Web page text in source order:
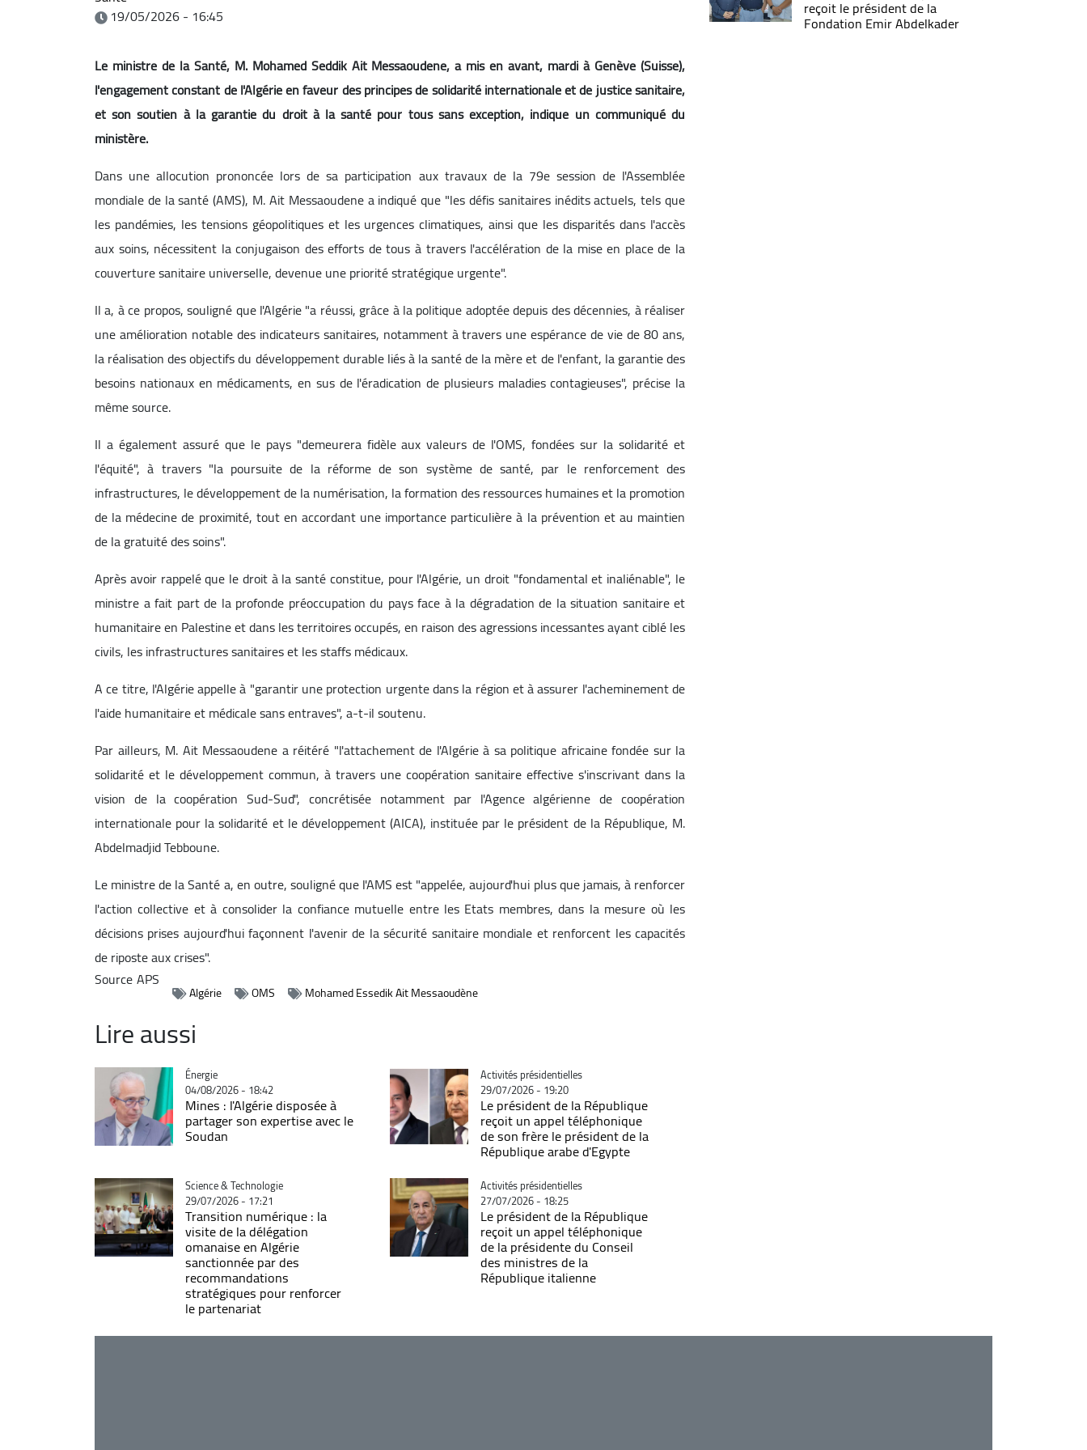
19/05/2026 - 16:45
Le ministre de la Santé, M. Mohamed Seddik Ait Messaoudene, a mis en avant, mardi à Genève (Suisse),
l'engagement constant de l'Algérie en faveur des principes de solidarité internationale et de justice sanitaire,
et son soutien à la garantie du droit à la santé pour tous sans exception, indique un communiqué du
ministère.
Dans une allocution prononcée lors de sa participation aux travaux de la 79e session de l'Assemblée
mondiale de la santé (AMS), M. Ait Messaoudene a indiqué que "les défis sanitaires inédits actuels, tels que
les pandémies, les tensions géopolitiques et les urgences climatiques, ainsi que les disparités dans l'accès
aux soins, nécessitent la conjugaison des efforts de tous à travers l'accélération de la mise en place de la
couverture sanitaire universelle, devenue une priorité stratégique urgente".
Il a, à ce propos, souligné que l'Algérie "a réussi, grâce à la politique adoptée depuis des décennies, à réaliser
une amélioration notable des indicateurs sanitaires, notamment à travers une espérance de vie de 80 ans,
la réalisation des objectifs du développement durable liés à la santé de la mère et de l'enfant, la garantie des
besoins nationaux en médicaments, en sus de l'éradication de plusieurs maladies contagieuses", précise la
même source.
Il a également assuré que le pays "demeurera fidèle aux valeurs de l'OMS, fondées sur la solidarité et
l'équité", à travers "la poursuite de la réforme de son système de santé, par le renforcement des
infrastructures, le développement de la numérisation, la formation des ressources humaines et la promotion
de la médecine de proximité, tout en accordant une importance particulière à la prévention et au maintien
de la gratuité des soins".
Après avoir rappelé que le droit à la santé constitue, pour l'Algérie, un droit "fondamental et inaliénable", le
ministre a fait part de la profonde préoccupation du pays face à la dégradation de la situation sanitaire et
humanitaire en Palestine et dans les territoires occupés, en raison des agressions incessantes ayant ciblé les
civils, les infrastructures sanitaires et les staffs médicaux.
A ce titre, l'Algérie appelle à "garantir une protection urgente dans la région et à assurer l'acheminement de
l'aide humanitaire et médicale sans entraves", a-t-il soutenu.
Par ailleurs, M. Ait Messaoudene a réitéré "l'attachement de l'Algérie à sa politique africaine fondée sur la
solidarité et le développement commun, à travers une coopération sanitaire effective s'inscrivant dans la
vision de la coopération Sud-Sud", concrétisée notamment par l'Agence algérienne de coopération
internationale pour la solidarité et le développement (AICA), instituée par le président de la République, M.
Abdelmadjid Tebboune.
Le ministre de la Santé a, en outre, souligné que l'AMS est "appelée, aujourd'hui plus que jamais, à renforcer
l'action collective et à consolider la confiance mutuelle entre les Etats membres, dans la mesure où les
décisions prises aujourd'hui façonnent l'avenir de la sécurité sanitaire mondiale et renforcent les capacités
de riposte aux crises".
SourceAPS
Algérie OMS Mohamed Essedik Ait Messaoudène
Lire aussi
Catégorie
Énergie
04/08/2026 - 18:42
Mines : l'Algérie disposée à
partager son expertise avec le
Soudan
Catégorie
Activités présidentielles
29/07/2026 - 19:20
Le président de la République
reçoit un appel téléphonique
de son frère le président de la
République arabe d'Egypte
Catégorie
Science & Technologie
29/07/2026 - 17:21
Transition numérique : la
visite de la délégation
omanaise en Algérie
sanctionnée par des
recommandations
stratégiques pour renforcer
le partenariat
Catégorie
Activités présidentielles
27/07/2026 - 18:25
Le président de la République
reçoit un appel téléphonique
de la présidente du Conseil
des ministres de la
République italienne
reçoit le président de la
Fondation Emir Abdelkader